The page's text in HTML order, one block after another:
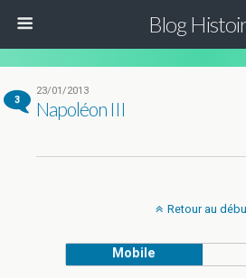
Blog
3
23/01/2013
Napoléon III
Retour au
Mobile